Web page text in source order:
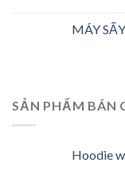
MÁY
SẢN PHẨM BÁN
Hoodie